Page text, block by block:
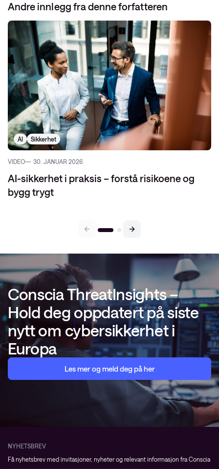
Andre innlegg fra denne forfatteren
AI Sikkerhet
VIDEO 30. JANUAR 2026
AI-sikkerhet i praksis – forstå risikoene og
bygg trygt
Conscia ThreatInsights –
Hold deg oppdatert på siste
nytt om cybersikkerhet i
Europa
Les mer og meld deg på her
NYHETSBREV
Få nyhetsbrev med invitasjoner, nyheter og relevant informasjon fra Conscia